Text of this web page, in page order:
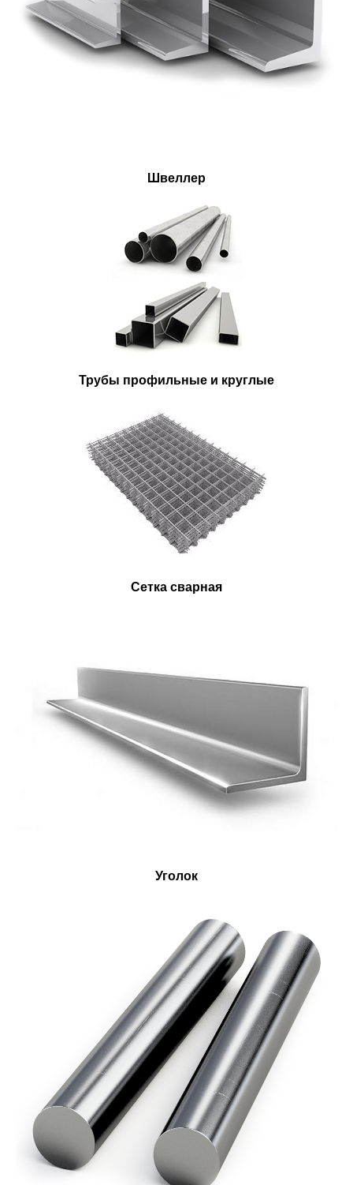
Швеллер
Трубы профильные и круглые
Сетка сварная
Уголок